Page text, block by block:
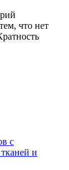
что нет
с
и